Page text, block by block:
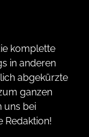
komplette
in anderen
abgekürzte
ganzen
uns bei
Redaktion!